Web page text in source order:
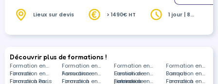
Lieux sur devis > 1490€ HT
1 jour | 8
Découvrir plus de formations !
Formation en
Finance
Formation en
Assurance
Formation en
Gestion de
patrimoine
Formation en
Banque
Formation en
Finance à Paris
Formation en
Finance à
Formation en
Finance à
Formation en
Finance à
Formation en
Formation en
Formation en
Formation en